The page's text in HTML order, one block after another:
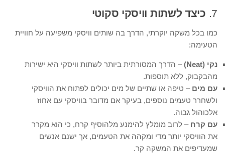
7. כיצד לשתות וויסקי סקוטי
כמו בכל משקה יוקרתי, הדרך בה שותים וויסקי משפיעה על חוויית
הטעימה:
נקי (Neat)
– הדרך המסורתית ביותר לשתות וויסקי היא ישירות
מהבקבוק, ללא תוספות.
עם מים – טיפה או שתיים של מים יכולים לפתוח את הוויסקי
ולשחרר טעמים נוספים, בעיקר אם מדובר בוויסקי עם אחוז
אלכוהול גבוה.
עם קרח – לרוב מומלץ להימנע מלהוסיף קרח, כי הוא מקרר
את הוויסקי יותר מדי ומקהה את הטעמים, אך ישנם אנשים
שמעדיפים את המשקה קר.